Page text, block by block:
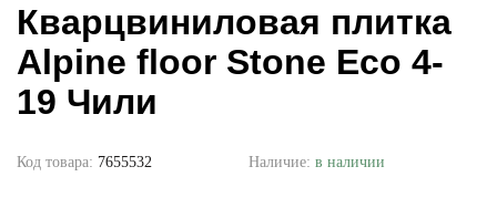
Кварцвиниловая плитка
Alpine floor Stone Eco 4-
19 Чили
Код товара: 7655532 Наличие: в наличии